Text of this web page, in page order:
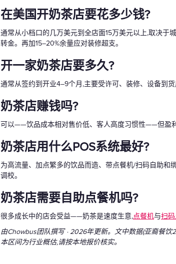
在美国开奶茶店要花多少钱?
通常从小档口的几万美元到全店面15万美元以上,取决于
转金。再加15–20%余量应对装修超支。
开一家奶茶店要多久?
通常从签约到开业4–9个月,主要受许可、装修、设备到
奶茶店赚钱吗?
可以——饮品成本相对售价低、客人高度习惯性——但盈
奶茶店用什么POS系统最好?
为高流量、加点繁多的饮品而造、带点餐机/扫码自助和
调校。
奶茶店需要自助点餐机吗?
很多成长中的店会受益——奶茶是速度生意,点餐机与扫
由Chowbus团队撰写 · 2026年更新。文中数据(亚裔餐
本区间为行业概估,请按本地报价核实。